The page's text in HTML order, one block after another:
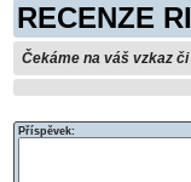
RECENZE
Čekáme na váš vzkaz
Příspěvek: